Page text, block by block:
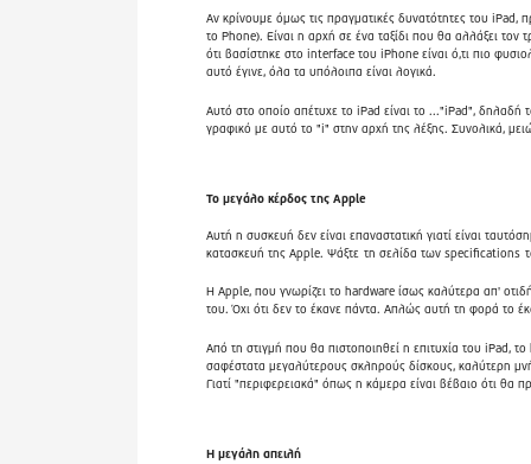
Αν κρίνουμε όμως τις πραγματικές δυνατότητες του
το Phone). Είναι η αρχή σε ένα ταξίδι που θα αλλάξει
ότι βασίστηκε στο interface του iPhone είναι ό,τι πιο
αυτό έγινε, όλα τα υπόλοιπα είναι λογικά.
Αυτό στο οποίο απέτυχε το iPad είναι το ..."iPad", δηλαδή
γραφικό με αυτό το "i" στην αρχή της λέξης. Συνολικά,
Το μεγάλο κέρδος της Apple
Αυτή η συσκευή δεν είναι επαναστατική γιατί είναι
κατασκευή της Apple. Ψάξτε τη σελίδα των specifications
Η Apple, που γνωρίζει το hardware ίσως καλύτερα απ'
του. Όχι ότι δεν το έκανε πάντα. Απλώς αυτή τη φορά το
Από τη στιγμή που θα πιστοποιηθεί η επιτυχία του iPad,
σαφέστατα μεγαλύτερους σκληρούς δίσκους, καλύτερη
Γιατί "περιφερειακά" όπως η κάμερα είναι βέβαιο ότι θα
Η μεγάλη απειλή